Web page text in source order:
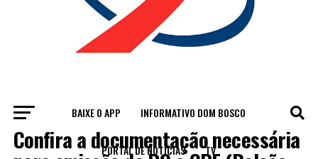
BAIXE O APP INFORMATIVO DOM BOSCO
PORTAL DE NOTÍCIAS TV
NOTÍCIAS
Confira a documentação necessária